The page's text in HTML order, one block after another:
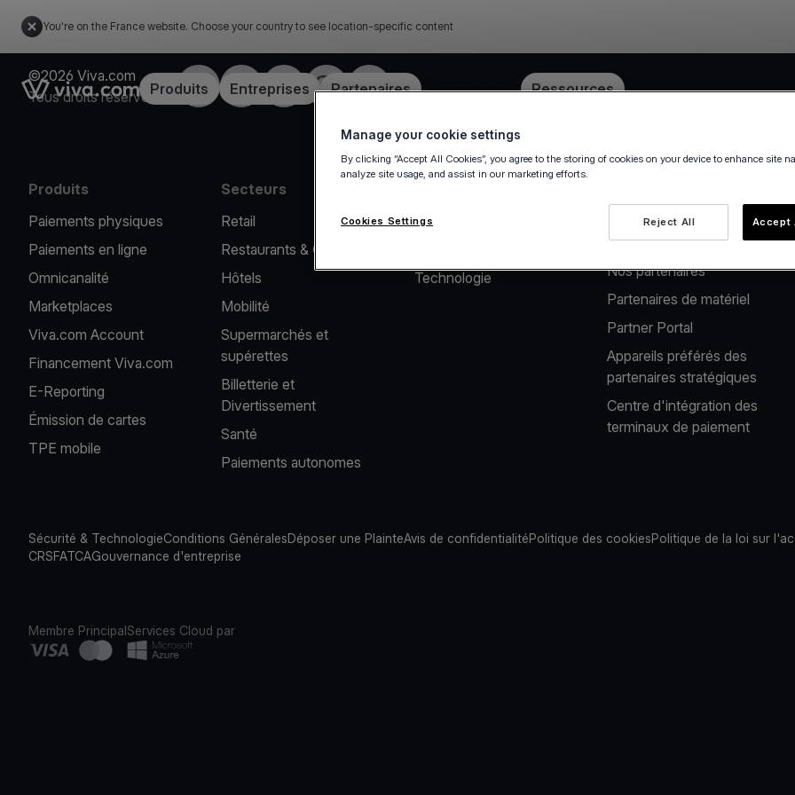
You're on the France website. Choose your country to see location-specific content
Link to the homepageProduits Entreprises Partenaires Tarification Ressources
©2026 Viva.com
Tous droits réservés
Facebook
X LinkedInInstagramYouTube
Produits
Paiements physiques
Paiements en ligne
Omnicanalité
Marketplaces
Viva.com Account
Financement Viva.com
E-Reporting
Émission de cartes
TPE mobile
Secteurs
Retail
Restaurants & Cafés
Hôtels
Mobilité
Supermarchés et
supérettes
Billetterie et
Divertissement
Santé
Paiements autonomes
Notre société
Technologie
partenaires
Solutions pour éditeurs​
Nos partenaires​
Partenaires de matériel
Partner Portal
Appareils préférés des
partenaires stratégiques
Centre d'intégration des
terminaux de paiement
Sécurité & TechnologieConditions GénéralesDéposer une PlainteAvis de confidentialitéPolitique des cookiesPolitique de la loi sur
CRSFATCAGouvernance d'entreprise
Membre PrincipalServices Cloud par
Manage your cookie settings
By clicking “Accept All Cookies”, you agree to the storing of cookies on your device to enhance site
analyze site usage, and assist in our marketing efforts.
Reject All Accept
Cookies Settings